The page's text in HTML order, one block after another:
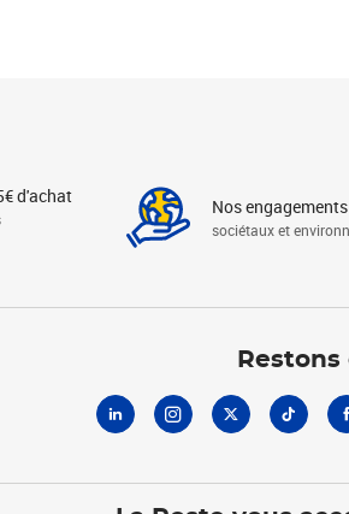
d'achat Nos engagements
sociétaux et